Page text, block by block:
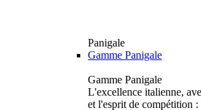
Panigale
Gamme Panigale
Gamme Panigale
L'excellence italienne,
et l'esprit de compétition :